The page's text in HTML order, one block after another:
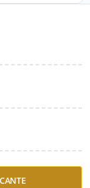
W-Max 300 mm x 3